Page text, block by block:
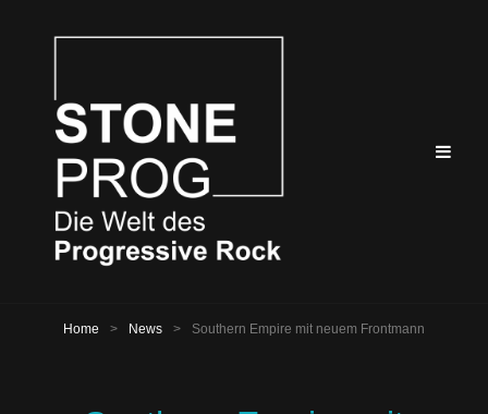
Home > News > Southern Empire mit neuem Frontmann